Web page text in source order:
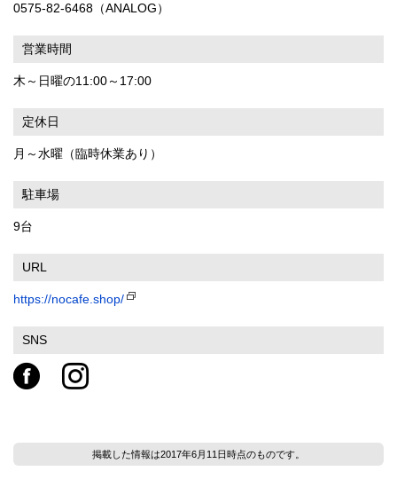
0575-82-6468（ANALOG）
営業時間
木～日曜の11:00～17:00
定休日
月～水曜（臨時休業あり）
駐車場
9台
URL
https://nocafe.shop/
SNS
掲載した情報は2017年6月11日時点のものです。